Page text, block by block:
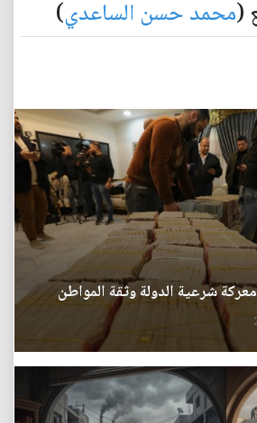
(محمد حسن الساعدي)
شرعية الدولة وثقة المواطن